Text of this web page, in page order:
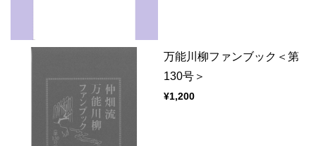
万能川柳ファンブック＜第
130号＞
¥1,200